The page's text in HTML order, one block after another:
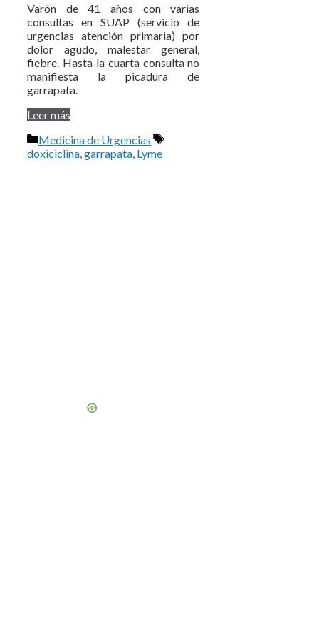
Varón de 41 años con varias
consultas en SUAP (servicio de
urgencias atención primaria) por
dolor agudo, malestar general,
fiebre. Hasta la cuarta consulta no
manifiesta la picadura de
garrapata.
Leer más
Categorías
Medicina de Urgencias
Etiquetas
doxiciclina garrapata Lyme